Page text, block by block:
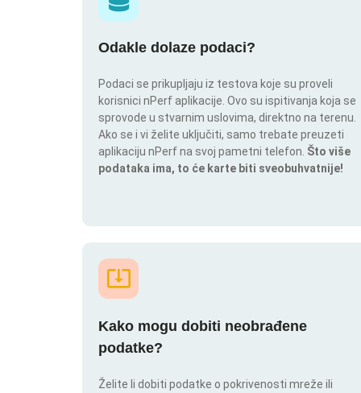
Odakle dolaze podaci?
Podaci se prikupljaju iz testova koje su proveli
korisnici nPerf aplikacije. Ovo su ispitivanja koja se
sprovode u stvarnim uslovima, direktno na terenu.
Ako se i vi želite uključiti, samo trebate preuzeti
aplikaciju nPerf na svoj pametni telefon. Što više
podataka ima, to će karte biti sveobuhvatnije!
Kako mogu dobiti neobrađene
podatke?
Želite li dobiti podatke o pokrivenosti mreže ili